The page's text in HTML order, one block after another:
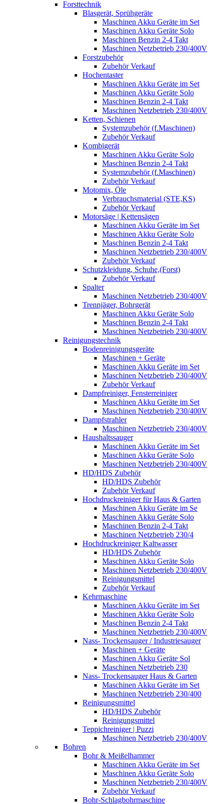
Forsttechnik
Blasgerät, Sprühgeräte
Maschinen Akku Geräte im Set
Maschinen Akku Geräte Solo
Maschinen Benzin 2-4 Takt
Maschinen Netzbetrieb 230/400V
Forstzubehör
Zubehör Verkauf
Hochentaster
Maschinen Akku Geräte im Set
Maschinen Akku Geräte Solo
Maschinen Benzin 2-4 Takt
Maschinen Netzbetrieb 230/400V
Ketten, Schienen
Systemzubehör (f.Maschinen)
Zubehör Verkauf
Kombigerät
Maschinen Akku Geräte Solo
Maschinen Benzin 2-4 Takt
Systemzubehör (f.Maschinen)
Zubehör Verkauf
Motomix, Öle
Verbrauchsmaterial (STE,KS)
Zubehör Verkauf
Motorsäge | Kettensägen
Maschinen Akku Geräte im Set
Maschinen Akku Geräte Solo
Maschinen Benzin 2-4 Takt
Maschinen Netzbetrieb 230/400V
Zubehör Verkauf
Schutzkleidung, Schuhe,(Forst)
Zubehör Verkauf
Spalter
Maschinen Netzbetrieb 230/400V
Trennjäger, Bohrgerät
Maschinen Akku Geräte Solo
Maschinen Benzin 2-4 Takt
Maschinen Netzbetrieb 230/400V
Reinigungstechnik
Bodenreinigungsgeräte
Maschinen + Geräte
Maschinen Akku Geräte im Set
Maschinen Netzbetrieb 230/400V
Zubehör Verkauf
Dampfreiniger, Fensterreiniger
Maschinen Akku Geräte im Set
Maschinen Netzbetrieb 230/400V
Dampfstrahler
Maschinen Netzbetrieb 230/400V
Haushaltssauger
Maschinen Akku Geräte im Set
Maschinen Akku Geräte Solo
Maschinen Netzbetrieb 230/400V
HD/HDS Zubehör
HD/HDS Zubehör
Zubehör Verkauf
Hochdruckreiniger für Haus & Garten
Maschinen Akku Geräte im Se
Maschinen Akku Geräte Solo
Maschinen Benzin 2-4 Takt
Maschinen Netzbetrieb 230/4
Hochdruckreiniger Kaltwasser
HD/HDS Zubehör
Maschinen Akku Geräte Solo
Maschinen Netzbetrieb 230/400V
Reinigungsmittel
Zubehör Verkauf
Kehrmaschine
Maschinen Akku Geräte im Set
Maschinen Akku Geräte Solo
Maschinen Benzin 2-4 Takt
Maschinen Netzbetrieb 230/400V
Nass- Trockensauger / Industriesauger
Maschinen + Geräte
Maschinen Akku Geräte Sol
Maschinen Netzbetrieb 230
Nass- Trockensauger Haus & Garten
Maschinen Akku Geräte im Set
Maschinen Netzbetrieb 230/400
Reinigungsmittel
HD/HDS Zubehör
Reinigungsmittel
Teppichreiniger | Puzzi
Maschinen Netzbetrieb 230/400V
Bohren
Bohr & Meißelhammer
Maschinen Akku Geräte im Set
Maschinen Akku Geräte Solo
Maschinen Netzbetrieb 230/400V
Zubehör Verkauf
Bohr-Schlagbohrmaschine